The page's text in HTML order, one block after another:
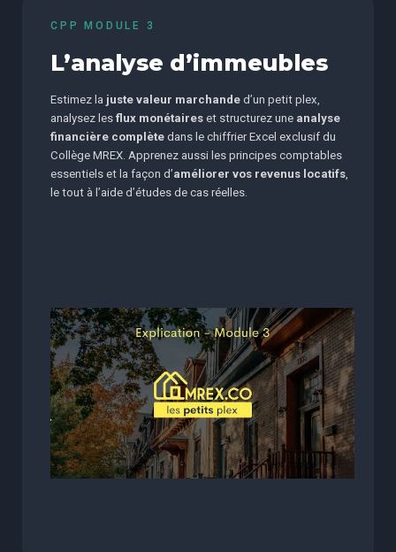
CPP MODULE 3
L’analyse d’immeubles
Estimez la juste valeur marchande d’un petit plex,
analysez les flux monétaires et structurez une analyse
financière complète dans le chiffrier Excel exclusif du
Collège MREX. Apprenez aussi les principes comptables
essentiels et la façon d’améliorer vos revenus locatifs,
le tout à l’aide d’études de cas réelles.